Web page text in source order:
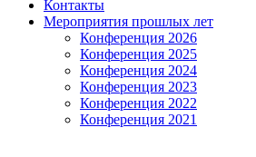
Контакты
Мероприятия прошлых лет
Конференция 2026
Конференция 2025
Конференция 2024
Конференция 2023
Конференция 2022
Конференция 2021